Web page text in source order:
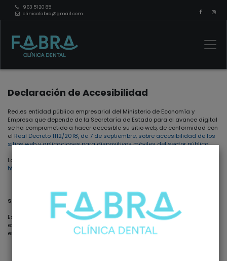
963 51 20 85
clinicafabra@gmail.com
Declaración de Accesibilidad
Red.es entidad pública empresarial del Ministerio de Economía y
Empresa que depende de la Secretaría de Estado para el avance digital
se ha comprometido a hacer accesible su sitio web, de conformidad con
el Real Decreto 1112/2018, de 7 de septiembre, sobre accesibilidad de los
sitios web y aplicaciones para dispositivos móviles del sector público.
La presente declaración de accesibilidad se aplica al sitio web
https://www.clinicafabra.com
SITUACIÓN DE CUMPLIMIENTO
Este sitio web es parcialmente conforme con elRD 1112/2018debido a las
excepciones y a la falta de conformidad de los aspectos que se indican
en el siguiente punto.